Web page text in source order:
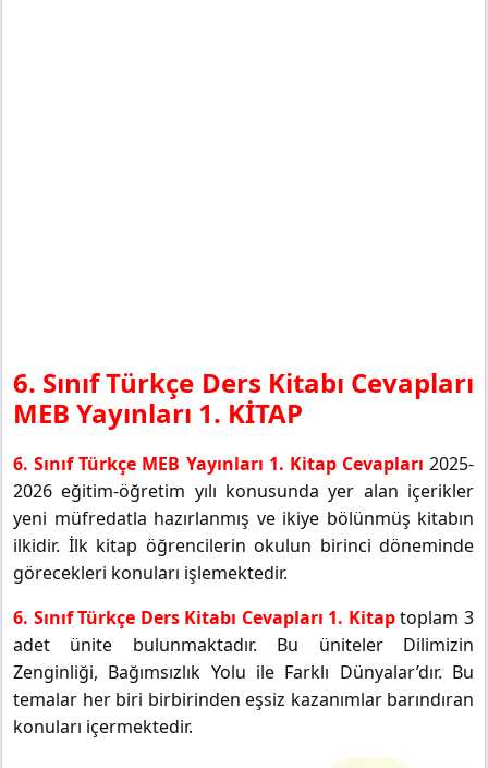
6. Sınıf Türkçe Ders Kitabı Cevapları
MEB Yayınları 1. KİTAP
6. Sınıf Türkçe MEB Yayınları 1. Kitap Cevapları 2025-
2026 eğitim-öğretim yılı konusunda yer alan içerikler
yeni müfredatla hazırlanmış ve ikiye bölünmüş kitabın
ilkidir. İlk kitap öğrencilerin okulun birinci döneminde
görecekleri konuları işlemektedir.
6. Sınıf Türkçe Ders Kitabı Cevapları 1. Kitaptoplam 3
adet ünite bulunmaktadır. Bu üniteler Dilimizin
Zenginliği, Bağımsızlık Yolu ile Farklı Dünyalar’dır. Bu
temalar her biri birbirinden eşsiz kazanımlar barındıran
konuları içermektedir.